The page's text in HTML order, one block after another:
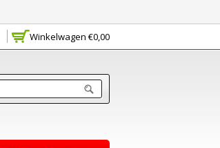
Winkelwagen €0,00